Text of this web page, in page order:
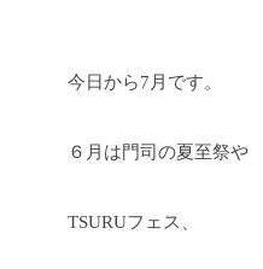
今日から7月です。
６月は門司の夏至祭や
TSURUフェス、